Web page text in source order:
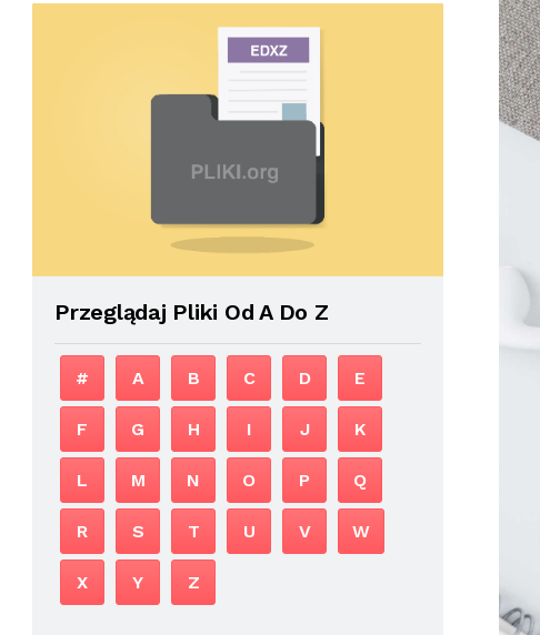
Przeglądaj Pliki Od A Do Z
# A B C D E
F G H I J K
L M N O P Q
R S T U V W
X Y Z